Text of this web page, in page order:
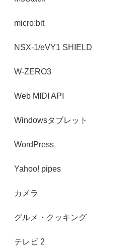
micro:bit
NSX-1/eVY1 SHIELD
W-ZERO3
Web MIDI API
Windowsタブレット
WordPress
Yahoo! pipes
カメラ
グルメ・クッキング
テレビ 2